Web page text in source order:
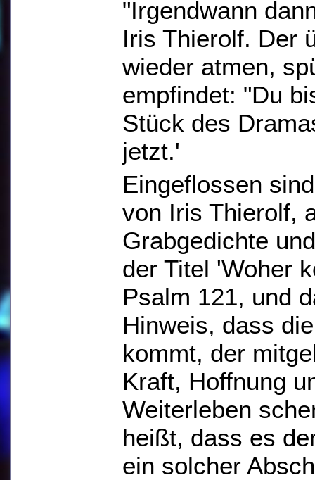
"Irgendwann
Iris Thierolf. Der
wieder atmen,
empfindet: "Du
Stück des
jetzt.'
Eingeflossen
von Iris Thierolf,
Grabgedichte
der Titel 'Woher
Psalm 121, und
Hinweis, dass
kommt, der
Kraft, Hoffnung
Weiterleben
heißt, dass es
ein solcher